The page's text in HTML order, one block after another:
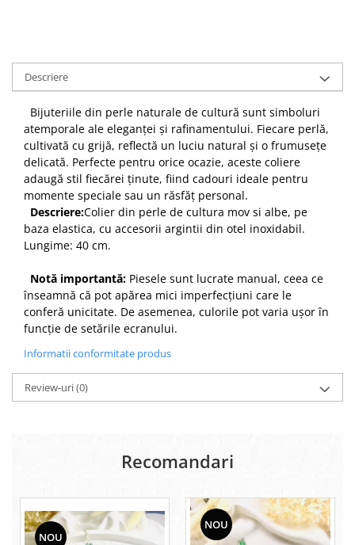
Descriere
Bijuteriile din perle naturale de cultură sunt simboluri
atemporale ale eleganței și rafinamentului. Fiecare perlă,
cultivată cu grijă, reflectă un luciu natural și o frumusețe
delicată. Perfecte pentru orice ocazie, aceste coliere
adaugă stil fiecărei ținute, fiind cadouri ideale pentru
momente speciale sau un răsfăț personal.
Descriere:Colier din perle de cultura mov si albe, pe
baza elastica, cu accesorii argintii din otel inoxidabil.
Lungime: 40 cm.
Notă importantă: Piesele sunt lucrate manual, ceea ce
înseamnă că pot apărea mici imperfecțiuni care le
conferă unicitate. De asemenea, culorile pot varia ușor în
funcție de setările ecranului.
Informatii conformitate produs
Review-uri(0)
Recomandari
NOU
NOU